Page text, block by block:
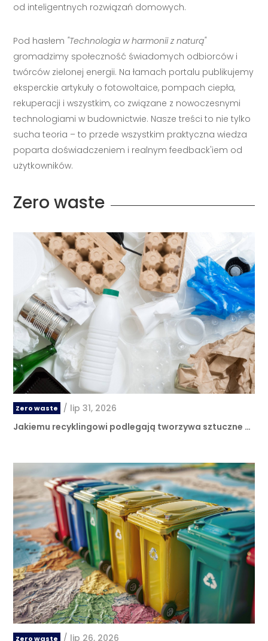
od inteligentnych rozwiązań domowych.
Pod hasłem "Technologia w harmonii z naturą"
gromadzimy społeczność świadomych odbiorców i
twórców zielonej energii. Na łamach portalu publikujemy
eksperckie artykuły o fotowoltaice, pompach ciepła,
rekuperacji i wszystkim, co związane z nowoczesnymi
technologiami w budownictwie. Nasze treści to nie tylko
sucha teoria – to przede wszystkim praktyczna wiedza
poparta doświadczeniem i realnym feedback'iem od
użytkowników.
Zero waste
Zero waste / lip 31, 2026
Jakiemu recyklingowi podlegają tworzywa sztuczne …
Zero waste / lip 26, 2026